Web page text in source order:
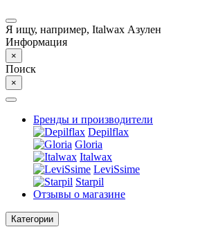
Я ищу, например, Italwax Азулен
Информация
×
Поиск
×
Бренды и производители
Depilflax
Gloria
Italwax
LeviSsime
Starpil
Отзывы о магазине
Категории